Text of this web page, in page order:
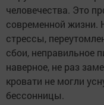
человечества. Это
современной жизни.
стрессы,
сбои, неправильное
наверное, не раз
кровати не могли
бессонницы.